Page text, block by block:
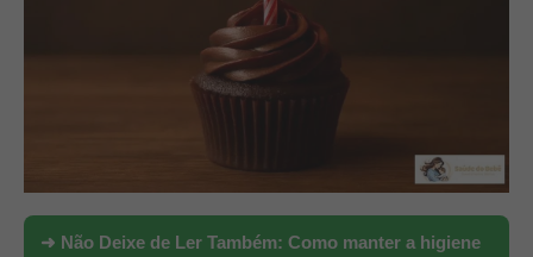
➜ Não Deixe de Ler Também: Como manter a higiene